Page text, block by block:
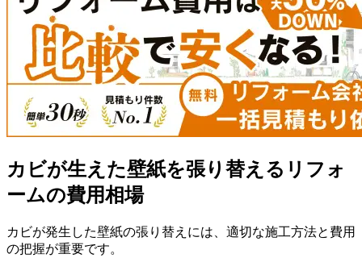
カビが生えた壁紙を張り替えるリフォ
ームの費用相場
カビが発生した壁紙の張り替えには、適切な施工方法と費用
の把握が重要です。